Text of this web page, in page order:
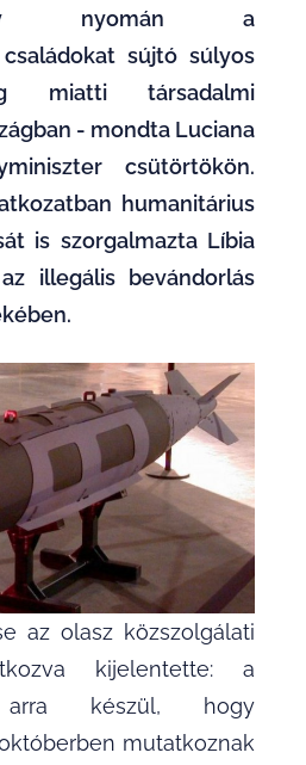
nyomán a
sújtó súlyos
miatti társadalmi
- mondta Luciana
csütörtökön.
humanitárius
is szorgalmazta Líbia
illegális bevándorlás
az olasz közszolgálati
kijelentette: a
készül, hogy
mutatkoznak